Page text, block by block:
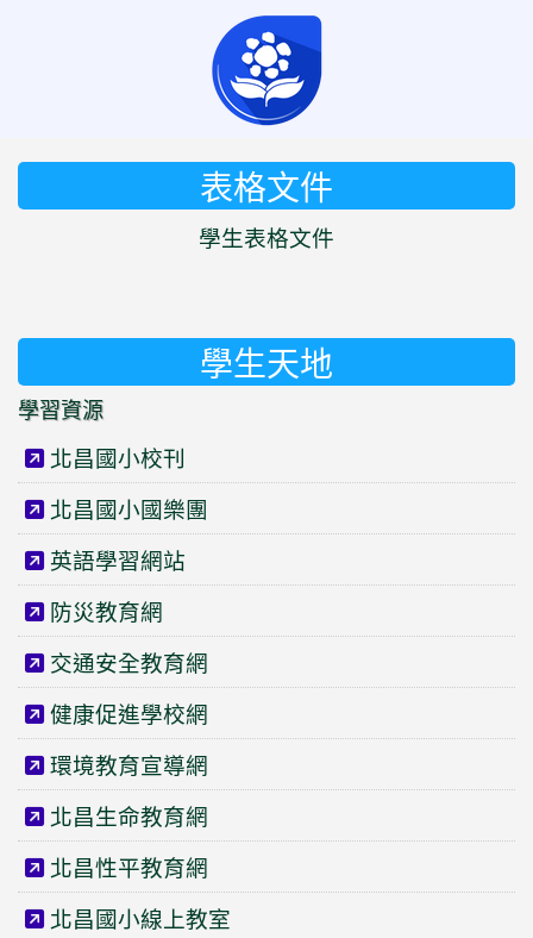
表格文件
學生表格文件
學生天地
學習資源
北昌國小校刊
北昌國小國樂團
英語學習網站
防災教育網
交通安全教育網
健康促進學校網
環境教育宣導網
北昌生命教育網
北昌性平教育網
北昌國小線上教室